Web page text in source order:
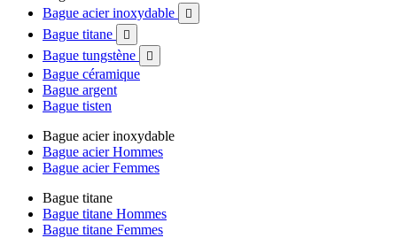
Bague acier inoxydable

Bague titane 
Bague tungstène 
Bague céramique
Bague argent
Bague tisten
Bague acier inoxydable
Bague acier Hommes
Bague acier Femmes
Bague titane
Bague titane Hommes
Bague titane Femmes